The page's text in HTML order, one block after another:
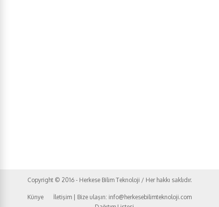
Copyright © 2016 - Herkese Bilim Teknoloji / Her hakkı saklıdır.
Künye
İletişim | Bize ulaşın: info@herkesebilimteknoloji.com